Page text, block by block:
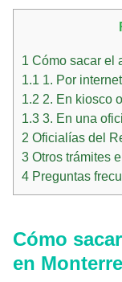
1 Cómo sacar el
1.1 1. Por
1.2 2. En kiosco
1.3 3. En una
2 Oficialías del
3 Otros trámites
4 Preguntas
Cómo
en